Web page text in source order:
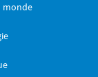
monde